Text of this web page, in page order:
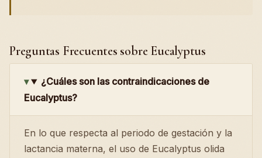
Preguntas Frecuentes sobre Eucalyptus
¿Cuáles son las contraindicaciones de
Eucalyptus?
En lo que respecta al periodo de gestación y la
lactancia materna, el uso de Eucalyptus olida